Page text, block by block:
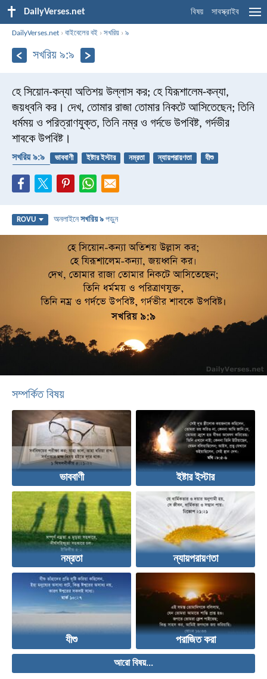
DailyVerses.net বিষয় সাবস্ক্রাইব
DailyVerses.net ›বাইবেলের বই ›সখরিয় ›৯
সখরিয় ৯:৯
হে সিয়োন-কন্যা অতিশয় উল্লাস কর; হে যিরূশালেম-কন্যা,
জয়ধ্বনি কর। দেখ, তোমার রাজা তোমার নিকটে আসিতেছেন; তিনি
ধর্মময় ও পরিত্রাণযুক্ত, তিনি নম্র ও গর্দভে উপবিষ্ট, গর্দভীর
শাবকে উপবিষ্ট।
সখরিয় ৯:৯ ভাববাণী ইষ্টার ইস্টার নম্রতা ন্যায়পরায়ণতা
যীশু
ROVU অনলাইনেসখরিয় ৯ পড়ুন
সম্পর্কিত বিষয়
ভাববাণী ইষ্টার ইস্টার
নম্রতা ন্যায়পরায়ণতা
যীশু পরাজিত করা
আরো বিষয়...